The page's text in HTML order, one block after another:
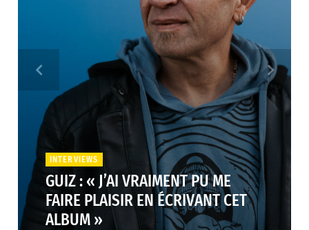
INTERVIEWS
GUIZ : « J’AI VRAIMENT PU ME
FAIRE PLAISIR EN ÉCRIVANT CET
ALBUM »